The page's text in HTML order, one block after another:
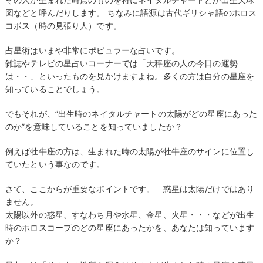
図などと呼んだりします。 ちなみに語源は古代ギリシャ語のホロス
コボス（時の見張り人）です。
占星術はいまや非常にポピュラーな占いです。
雑誌やテレビの星占いコーナーでは「天秤座の人の今日の運勢
は・・」といったものを見かけますよね。多くの方は自分の星座を
知っていることでしょう。
でもそれが、”出生時のネイタルチャートの太陽がどの星座にあった
のか”を意味していることを知っていましたか？
例えば牡牛座の方は、生まれた時の太陽が牡牛座のサインに位置し
ていたという事なのです。
さて、ここからが重要なポイントです。 惑星は太陽だけではあり
ません。
太陽以外の惑星、すなわち月や水星、金星、火星・・・などが出生
時のホロスコープのどの星座にあったかを、あなたは知っています
か？